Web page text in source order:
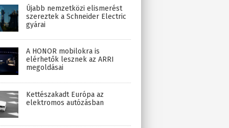
Újabb nemzetközi elismerést
szereztek a Schneider Electric
gyárai
A HONOR mobilokra is
elérhetők lesznek az ARRI
megoldásai
Kettészakadt Európa az
elektromos autózásban